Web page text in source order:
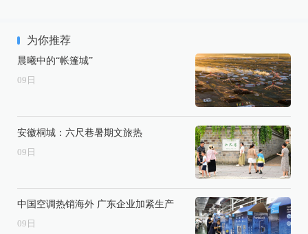
为你推荐
晨曦中的“帐篷城”
09 日
安徽桐城：六尺巷暑期文旅热
09 日
中国空调热销海外 广东企业加紧生产
09 日